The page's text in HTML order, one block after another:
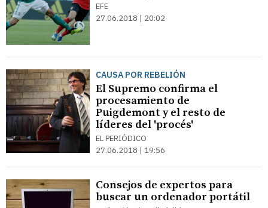
EFE
27.06.2018 | 20:02
CAUSA POR REBELIÓN
El Supremo confirma el
procesamiento de
Puigdemont y el resto de
líderes del 'procés'
EL PERIÓDICO
27.06.2018 | 19:56
Consejos de expertos para
buscar un ordenador portátil